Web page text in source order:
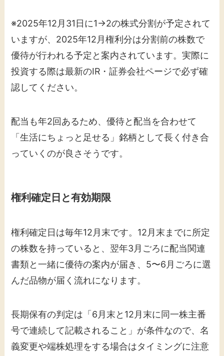
※2025年12月31日に1→2の株式分割が予定されて
いますが、2025年12月権利分は分割前の株数で
優待が行われる予定と案内されています。実際に
投資する際は最新のIR・証券会社ページで必ず確
認してください。
配当も年2回あるため、優待と配当を合わせて
「生活にちょっと足せる」銘柄として長く付き合
っていくのが良さそうです。
権利確定日と有効期限
権利確定日は毎年12月末です。12月末までに所定
の株数を持っていると、翌年3月ごろに配当関連
書類と一緒に優待の案内が届き、5〜6月ごろに選
んだ品物が届く流れになります。
長期保有の判定は「6月末と12月末に同一株主番
号で連続して記載されること」が条件なので、名
義変更や端株処理をする場合はタイミングに注意